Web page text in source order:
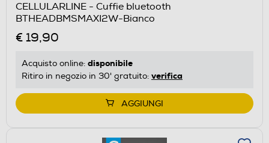
CELLULARLINE - Cuffie bluetooth
BTHEADBMSMAXI2W-Bianco
€ 19,90
Acquisto online: disponibile
Ritiro in negozio in 30' gratuito: verifica
AGGIUNGI